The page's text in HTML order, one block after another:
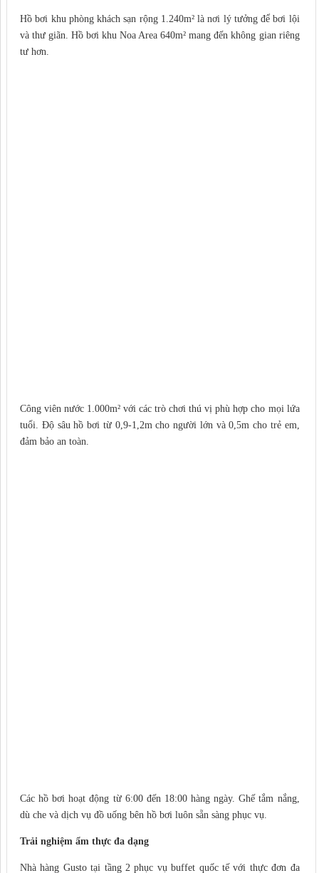
Hồ bơi khu phòng khách sạn rộng 1.240m² là nơi lý tưởng để bơi lội
và thư giãn. Hồ bơi khu Noa Area 640m² mang đến không gian riêng
tư hơn.
Công viên nước 1.000m² với các trò chơi thú vị phù hợp cho mọi lứa
tuổi. Độ sâu hồ bơi từ 0,9-1,2m cho người lớn và 0,5m cho trẻ em,
đảm bảo an toàn.
Các hồ bơi hoạt động từ 6:00 đến 18:00 hàng ngày. Ghế tắm nắng,
dù che và dịch vụ đồ uống bên hồ bơi luôn sẵn sàng phục vụ.
Trải nghiệm ẩm thực đa dạng
Nhà hàng Gusto tại tầng 2 phục vụ buffet quốc tế với thực đơn đa